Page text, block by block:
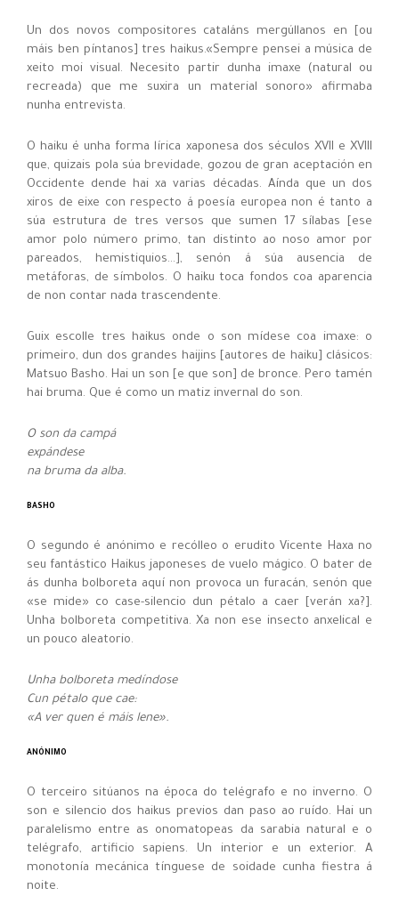
Un dos novos compositores cataláns mergúllanos en [ou
máis ben píntanos] tres haikus.«Sempre pensei a música de
xeito moi visual. Necesito partir dunha imaxe (natural ou
recreada) que me suxira un material sonoro» afirmaba
nunha entrevista.
O haiku é unha forma lírica xaponesa dos séculos XVII e XVIII
que, quizais pola súa brevidade, gozou de gran aceptación en
Occidente dende hai xa varias décadas. Aínda que un dos
xiros de eixe con respecto á poesía europea non é tanto a
súa estrutura de tres versos que sumen 17 sílabas [ese
amor polo número primo, tan distinto ao noso amor por
pareados, hemistiquios…], senón á súa ausencia de
metáforas, de símbolos. O haiku toca fondos coa aparencia
de non contar nada trascendente.
Guix escolle tres haikus onde o son mídese coa imaxe: o
primeiro, dun dos grandes haijins [autores de haiku] clásicos:
Matsuo Basho. Hai un son [e que son] de bronce. Pero tamén
hai bruma. Que é como un matiz invernal do son.
O son da campá
expándese
na bruma da alba.
BASHO
O segundo é anónimo e recólleo o erudito Vicente Haxa no
seu fantástico Haikus japoneses de vuelo mágico. O bater de
ás dunha bolboreta aquí non provoca un furacán, senón que
«se mide» co case-silencio dun pétalo a caer [verán xa?].
Unha bolboreta competitiva. Xa non ese insecto anxelical e
un pouco aleatorio.
Unha bolboreta medíndose
Cun pétalo que cae:
«A ver quen é máis lene».
ANÓNIMO
O terceiro sitúanos na época do telégrafo e no inverno. O
son e silencio dos haikus previos dan paso ao ruído. Hai un
paralelismo entre as onomatopeas da sarabia natural e o
telégrafo, artificio sapiens. Un interior e un exterior. A
monotonía mecánica tínguese de soidade cunha fiestra á
noite.